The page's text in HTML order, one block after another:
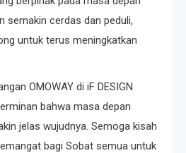
semakin cerdas dan peduli,
untuk terus meningkatkan
OMOWAY di iF DESIGN
bahwa masa depan
jelas wujudnya. Semoga kisah
bagi Sobat semua untuk